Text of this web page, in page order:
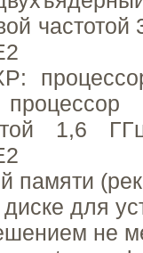
1,6
памяти
для
не